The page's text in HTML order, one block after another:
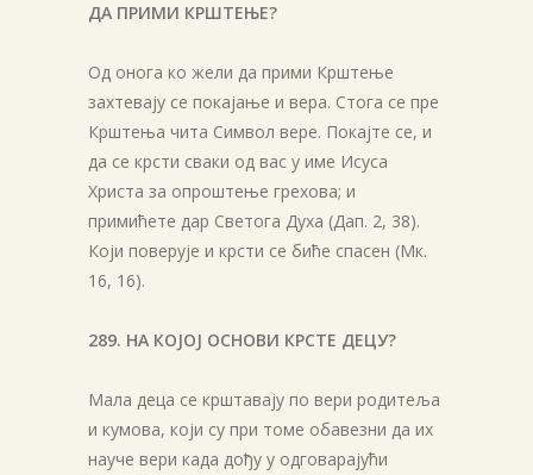
ДА ПРИМИ КРШТЕЊЕ?
Од онога ко жели да прими Крштење
захтевају се покајање и вера. Стога се пре
Крштења чита Символ вере. Покајте се, и
да се крсти сваки од вас у име Исуса
Христа за опроштење грехова; и
примићете дар Светога Духа (Дап. 2, 38).
Који поверује и крсти се биће спасен (Мк.
16, 16).
289. НА КОЈОЈ ОСНОВИ КРСТЕ ДЕЦУ?
Мала деца се крштавају по вери родитеља
и кумова, који су при томе обавезни да их
науче вери када дођу у одговарајући